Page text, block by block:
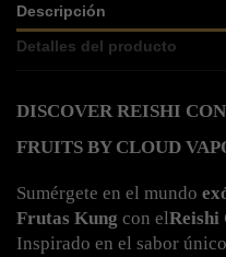
Descripción
Detalles del producto
DISCOVER REISHI
FRUITS BY CLOUD
Sumérgete en el mundo
Frutas Kung con elReishi
Inspirado en el sabor